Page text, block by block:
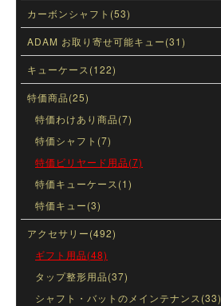
カーボンシャフト(53)
ADAM お取り寄せ可能キュー(31)
キューケース(122)
特価商品(25)
特価わけあり商品(7)
特価シャフト(7)
特価ビリヤード用品(7)
特価キューケース(1)
特価キュー(3)
アクセサリー(492)
ギフト用品(48)
タップ整形用品(37)
シャフト・バットのメインテナンス(33)